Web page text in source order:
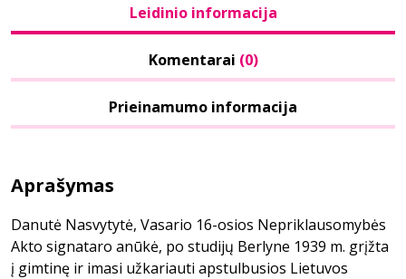
Leidinio informacija
Komentarai (0)
Prieinamumo informacija
Aprašymas
Danutė Nasvytytė, Vasario 16-osios Nepriklausomybės
Akto signataro anūkė, po studijų Berlyne 1939 m. grįžta
į gimtinę ir imasi užkariauti apstulbusios Lietuvos